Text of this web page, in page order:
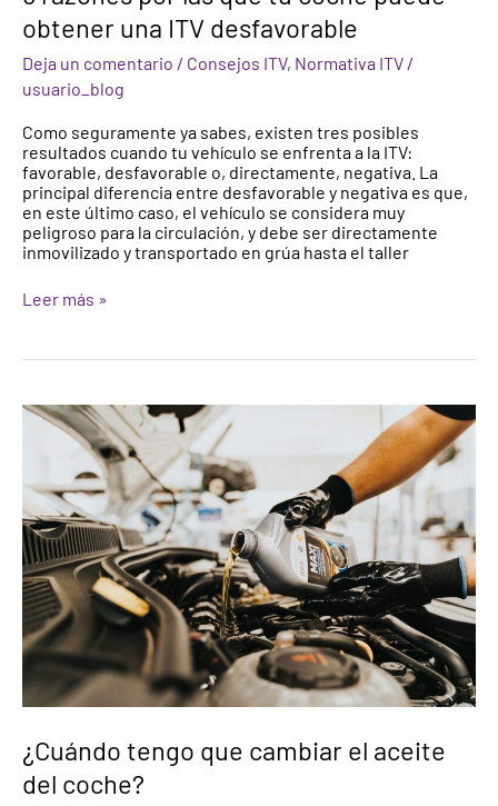
obtener una ITV desfavorable
Deja un comentario / Consejos ITV, Normativa ITV /
usuario_blog
Como seguramente ya sabes, existen tres posibles
resultados cuando tu vehículo se enfrenta a la ITV:
favorable, desfavorable o, directamente, negativa. La
principal diferencia entre desfavorable y negativa es que,
en este último caso, el vehículo se considera muy
peligroso para la circulación, y debe ser directamente
inmovilizado y transportado en grúa hasta el taller
Leer más »
¿Cuándo tengo que cambiar el aceite
del coche?
¿Cuándo
tengo
cambiar
el
aceite
del
coche?